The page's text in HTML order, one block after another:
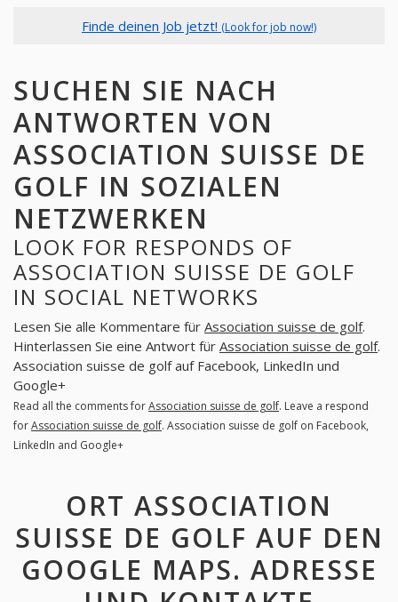
Finde deinen Job jetzt! (Look for job now!)
SUCHEN SIE NACH
ANTWORTEN VON
ASSOCIATION SUISSE DE
GOLF IN SOZIALEN
NETZWERKEN
LOOK FOR RESPONDS OF
ASSOCIATION SUISSE DE GOLF
IN SOCIAL NETWORKS
Lesen Sie alle Kommentare für Association suisse de golf.
Hinterlassen Sie eine Antwort für Association suisse de golf.
Association suisse de golf auf Facebook, LinkedIn und
Google+
Read all the comments forAssociation suisse de golf. Leave a respond
forAssociation suisse de golf. Association suisse de golf on Facebook,
LinkedIn and Google+
ORT ASSOCIATION
SUISSE DE GOLF AUF DEN
GOOGLE MAPS. ADRESSE